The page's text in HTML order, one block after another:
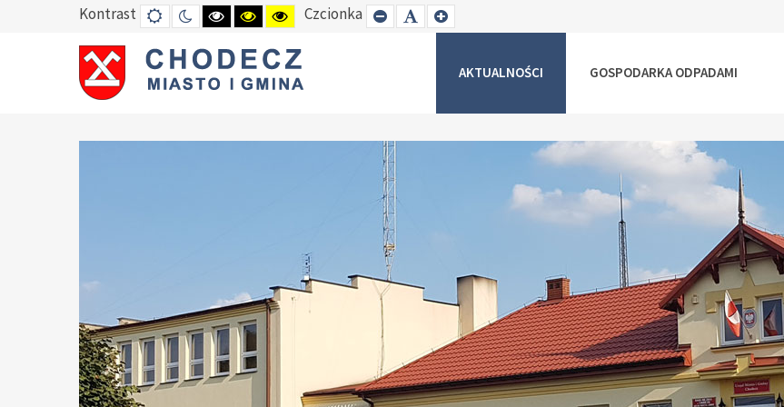
Kontrast DEFAULT
MODE
TRYB
NOCNY
HIGH
CONTRAST
BLACK
WHITE
MODE
HIGH
CONTRAST
BLACK
YELLOW
MODE
HIGH
CONTRAST
YELLOW
BLACK
MODE
Czcionka SET
SMALLER
SET
DEFAULT
SET
LARGER
AKTUALNOŚCI GOSPODARKA ODPADAMI